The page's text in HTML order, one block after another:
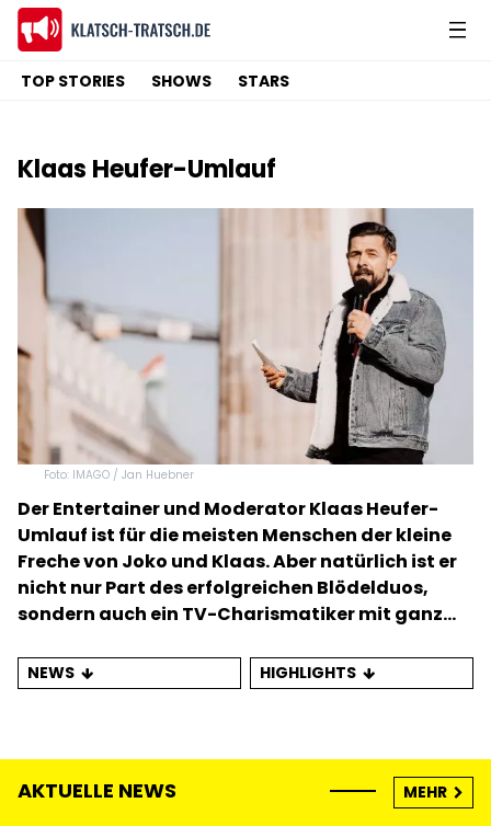
TOP STORIES SHOWS STARS
Klaas Heufer-Umlauf
Foto: IMAGO / Jan Huebner
Der Entertainer und Moderator Klaas Heufer-
Umlauf ist für die meisten Menschen der kleine
Freche von Joko und Klaas. Aber natürlich ist er
nicht nur Part des erfolgreichen Blödelduos,
sondern auch ein TV-Charismatiker mit ganz
NEWS HIGHLIGHTS
AKTUELLE NEWS MEHR